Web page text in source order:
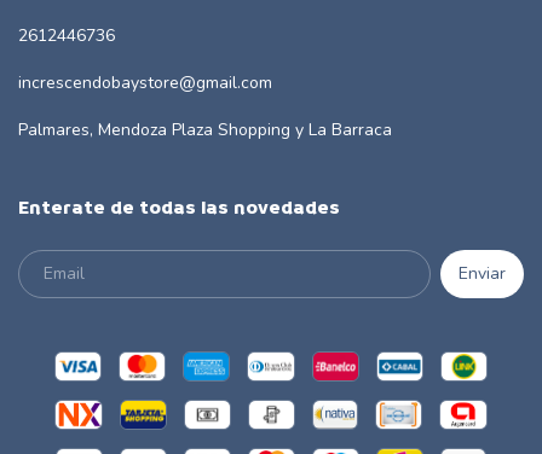
2612446736
increscendobaystore@gmail.com
Palmares, Mendoza Plaza Shopping y La Barraca
Enterate de todas las novedades